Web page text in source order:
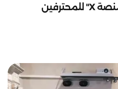
"اكسبوجر 2023" يطلق "المنصة X" للمحترفين